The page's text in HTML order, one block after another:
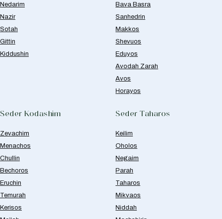
Nedarim
Nazir
Sotah
Gittin
Kiddushin
Bava Basra
Sanhedrin
Makkos
Shevuos
Eduyos
Avodah Zarah
Avos
Horayos
Seder Kodashim
Zevachim
Menachos
Chullin
Bechoros
Eruchin
Temurah
Kerisos
Seder Taharos
Keilim
Oholos
Negaim
Parah
Taharos
Mikvaos
Niddah